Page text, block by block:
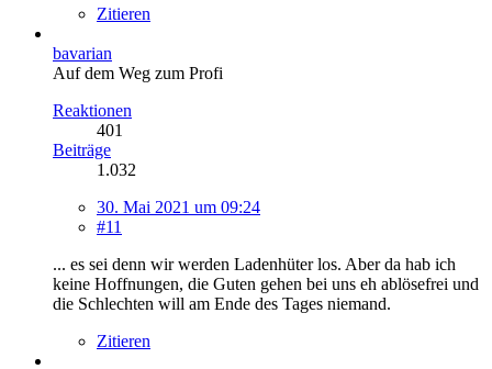
Zitieren
bavarian
Auf dem Weg zum Profi
Reaktionen
401
Beiträge
1.032
30. Mai 2021 um 09:24
#11
... es sei denn wir werden Ladenhüter los. Aber da hab ich
keine Hoffnungen, die Guten gehen bei uns eh ablösefrei und
die Schlechten will am Ende des Tages niemand.
Zitieren